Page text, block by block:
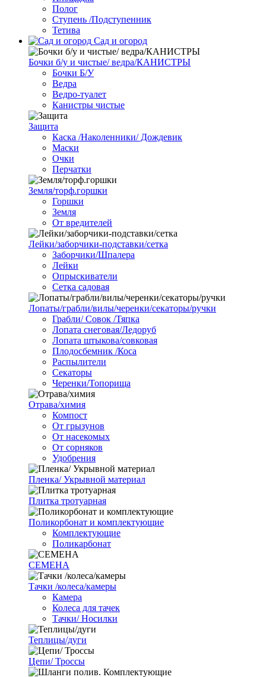
Полог
Ступень /Подступенник
Тетива
Сад и огород
Бочки б/у и чистые/ ведра/КАНИСТРЫ
Бочки Б/У
Ведра
Ведро-туалет
Канистры чистые
Защита
Каска /Наколенники/ Дождевик
Маски
Очки
Перчатки
Земля/торф.горшки
Горшки
Земля
От вредителей
Лейки/заборчики-подставки/сетка
Заборчики/Шпалера
Лейки
Опрыскиватели
Сетка садовая
Лопаты/грабли/вилы/черенки/секаторы/ручки
Грабли/ Совок /Тяпка
Лопата снеговая/Ледоруб
Лопата штыкова/совковая
Плодосбемник /Коса
Распылители
Секаторы
Черенки/Топорища
Отрава/химия
Компост
От грызунов
От насекомых
От сорняков
Удобрения
Пленка/ Укрывной материал
Плитка тротуарная
Поликорбонат и комплектующие
Комплектующие
Поликарбонат
СЕМЕНА
Тачки /колеса/камеры
Камера
Колеса для тачек
Тачки/ Носилки
Теплицы/дуги
Цепи/ Троссы